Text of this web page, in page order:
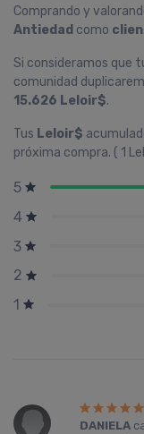
Comprando y
Antiedad como
Si consideramos que
comunidad
15.626 Leloir$.
Tus Leloir$
próxima compra. ( 1
5
4
3
2
1
DANIELA